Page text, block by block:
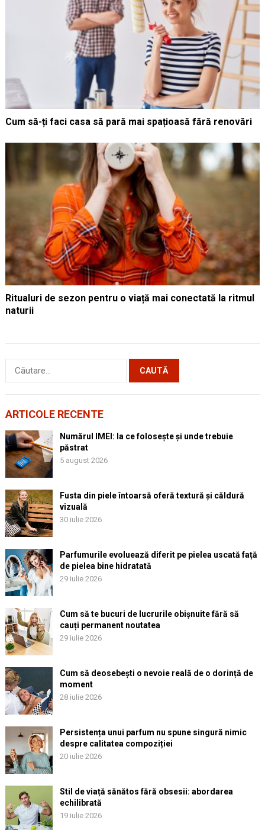
Cum să-ți faci casa să pară mai spațioasă fără renovări
Ritualuri de sezon pentru o viață mai conectată la ritmul
naturii
Caută
ARTICOLE RECENTE
Numărul IMEI: la ce folosește și unde trebuie
păstrat
5 august 2026
Fusta din piele întoarsă oferă textură și căldură
vizuală
30 iulie 2026
Parfumurile evoluează diferit pe pielea uscată față
de pielea bine hidratată
29 iulie 2026
Cum să te bucuri de lucrurile obișnuite fără să
cauți permanent noutatea
29 iulie 2026
Cum să deosebești o nevoie reală de o dorință de
moment
28 iulie 2026
Persistența unui parfum nu spune singură nimic
despre calitatea compoziției
20 iulie 2026
Stil de viață sănătos fără obsesii: abordarea
echilibrată
19 iulie 2026